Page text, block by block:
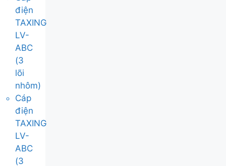
điện
TAXING
LV-
ABC
(3
lõi
nhôm)
Cáp
điện
TAXING
LV-
ABC
(3